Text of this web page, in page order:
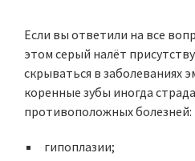
Если вы ответили на все
этом серый налёт
скрываться в заболеваниях
коренные зубы иногда
противоположных болезней:
гипоплазии;